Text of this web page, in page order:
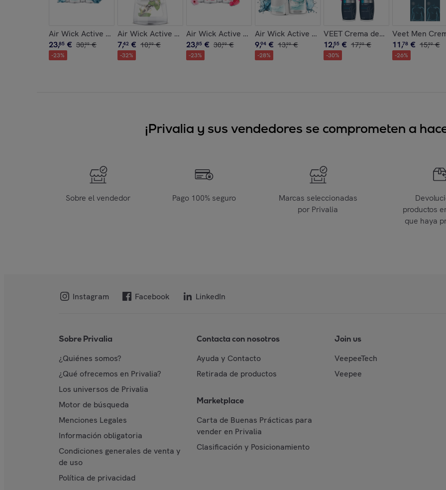
Air Wick Active Fresh - Lote x4 Recambios Spray Automatico Sin Aerosol, Aroma a Nenuco
23,85 € 30,99 €
-23%
Air Wick Active Fresh - Recambio Spray Automatico Sin Aerosol, Aroma a Vainilla y
7,42 € 10,99 €
-32%
Air Wick Active Fresh - Lote x4 Recambios Spray Automatico Sin
23,85 € 30,99 €
-23%
Air Wick Active Fresh - Aparato + Recambio Spray
9,94 € 13,99 €
-28%
VEET Crema depilatoria en
12,55 € 17,99 €
-30%
Veet Men
11,78 € 15,99 €
-26%
¡Privalia y sus vendedores se comprometen a
Sobre el vendedor Pago 100% seguro
Marcas seleccionadas
por Privalia
productos
que haya
Instagram Facebook LinkedIn
Sobre Privalia
¿Quiénes somos?
¿Qué ofrecemos en Privalia?
Los universos de Privalia
Motor de búsqueda
Menciones Legales
Información obligatoria
Condiciones generales de venta y
de uso
Política de privacidad
Contacta con nosotros
Ayuda y Contacto
Retirada de productos
Marketplace
Carta de Buenas Prácticas para
vender en Privalia
Clasificación y Posicionamiento
Join us
VeepeeTech
Veepee